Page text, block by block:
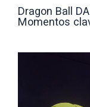
Dragon Ball
Momentos